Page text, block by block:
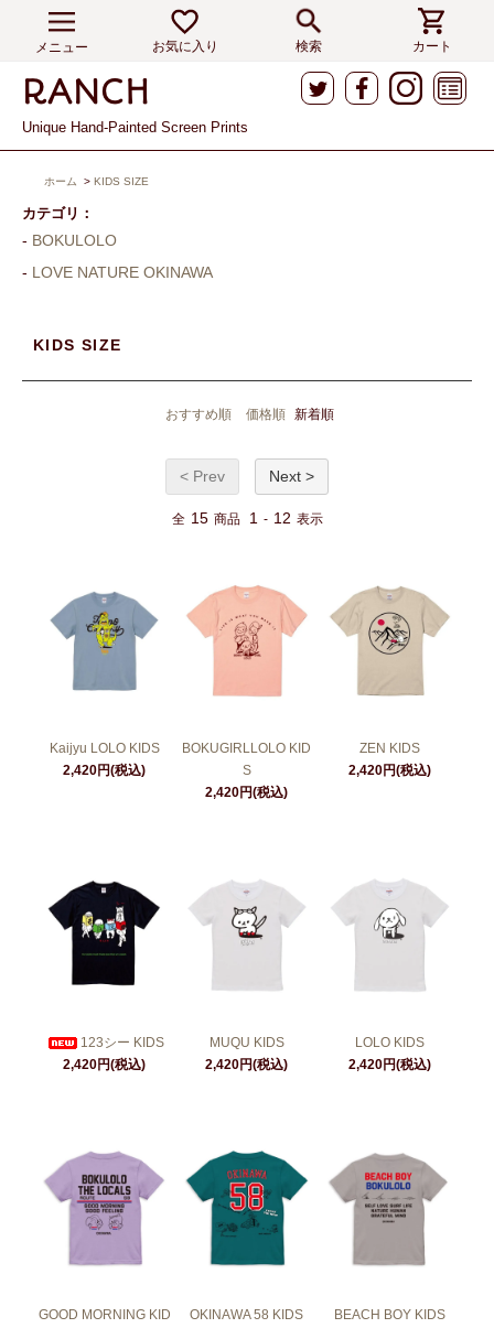
メニュー お気に入り 検索 カート
Unique Hand-Painted Screen Prints
ホーム > KIDS SIZE
カテゴリ：
BOKULOLO
LOVE NATURE OKINAWA
KIDS SIZE
おすすめ順 価格順 新着順
< Prev Next >
全 15 商品 1 - 12 表示
Kaijyu LOLO KIDS
2,420円(税込)
BOKUGIRLLOLO KID
S
2,420円(税込)
ZEN KIDS
2,420円(税込)
123シー KIDS
2,420円(税込)
MUQU KIDS
2,420円(税込)
LOLO KIDS
2,420円(税込)
GOOD MORNING KID
OKINAWA 58 KIDS
BEACH BOY KIDS